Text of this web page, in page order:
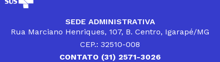
SEDE ADMINISTRATIVA
Rua Marciano Henriques, 107, B. Centro, Igarapé/MG
CEP.: 32510-008
CONTATO (31) 2571-3026